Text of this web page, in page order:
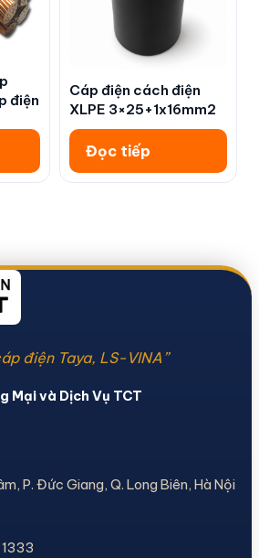
điện
Cáp điện cách điện
XLPE 3×25+1x16mm2
Đọc tiếp
điện Taya, LS-VINA”
Mại và Dịch Vụ TCT
P. Đức Giang, Q. Long Biên, Hà Nội